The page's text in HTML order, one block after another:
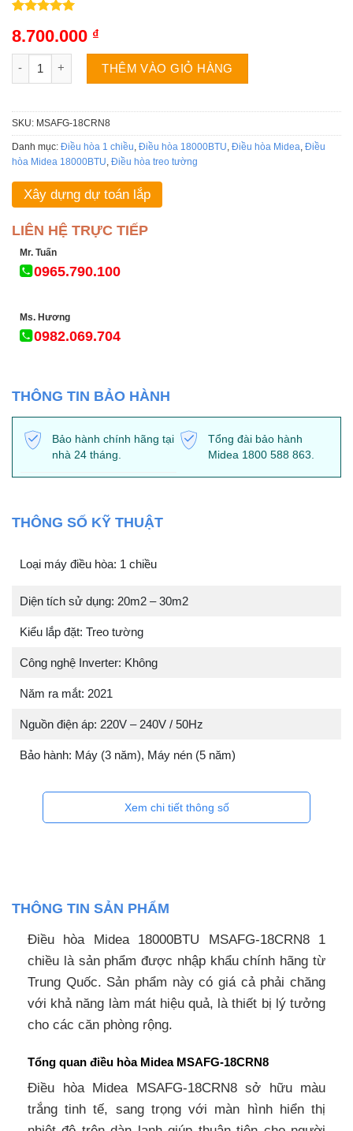
dựa trên
8.700.000 ₫
Điều hòa Midea MSAFG-18CRN8 | 18000BTU 1 chiều số lượng
THÊM VÀO GIỎ HÀNG
SKU: MSAFG-18CRN8
Danh mục: Điều hòa 1 chiều Điều hòa 18000BTU Điều hòa Midea Điều
hòa Midea 18000BTU Điều hòa treo tường
Xây dựng dự toán lắp
LIÊN HỆ TRỰC TIẾP
Mr. Tuấn
0965.790.100
Ms. Hương
0982.069.704
THÔNG TIN BẢO HÀNH
Bảo hành chính hãng tại
nhà 24 tháng.
Tổng đài bảo hành
Midea 1800 588 863.
THÔNG SỐ KỸ THUẬT
Loại máy điều hòa: 1 chiều
Diện tích sử dụng: 20m2 – 30m2
Kiểu lắp đặt: Treo tường
Công nghệ Inverter: Không
Năm ra mắt: 2021
Nguồn điện áp: 220V – 240V / 50Hz
Bảo hành: Máy (3 năm), Máy nén (5 năm)
Xem chi tiết thông số
THÔNG TIN SẢN PHẨM
Điều hòa Midea 18000BTU MSAFG-18CRN8 1
chiều là sản phẩm được nhập khẩu chính hãng từ
Trung Quốc. Sản phẩm này có giá cả phải chăng
với khả năng làm mát hiệu quả, là thiết bị lý tưởng
cho các căn phòng rộng.
Tổng quan điều hòa Midea MSAFG-18CRN8
Điều hòa Midea MSAFG-18CRN8 sở hữu màu
trắng tinh tế, sang trọng với màn hình hiển thị